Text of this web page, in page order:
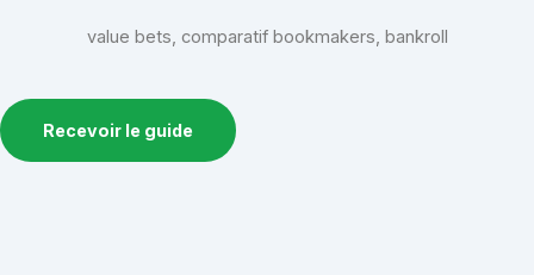
value bets, comparatif bookmakers, bankroll
Recevoir le guide